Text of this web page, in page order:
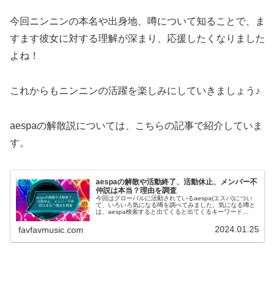
今回ニンニンの本名や出身地、噂について知ることで、ま
すます彼女に対する理解が深まり、応援したくなりました
よね！
これからもニンニンの活躍を楽しみにしていきましょう♪
aespaの解散説については、こちらの記事で紹介していま
す。
aespaの解散や活動終了、活動休止、メンバー不
仲説は本当？理由を調査
今回はグローバルに活動されているaespa(エスパ)につい
て、いろいろ気になる噂を調べてみました。気になる噂と
は、aespa検索すると出てくると出てくるキーワード
favfavmusic.com 2024.01.25